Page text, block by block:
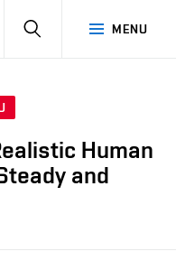
MENU
Human
and